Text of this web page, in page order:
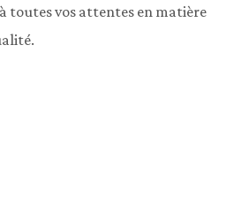
toutes vos attentes en matière